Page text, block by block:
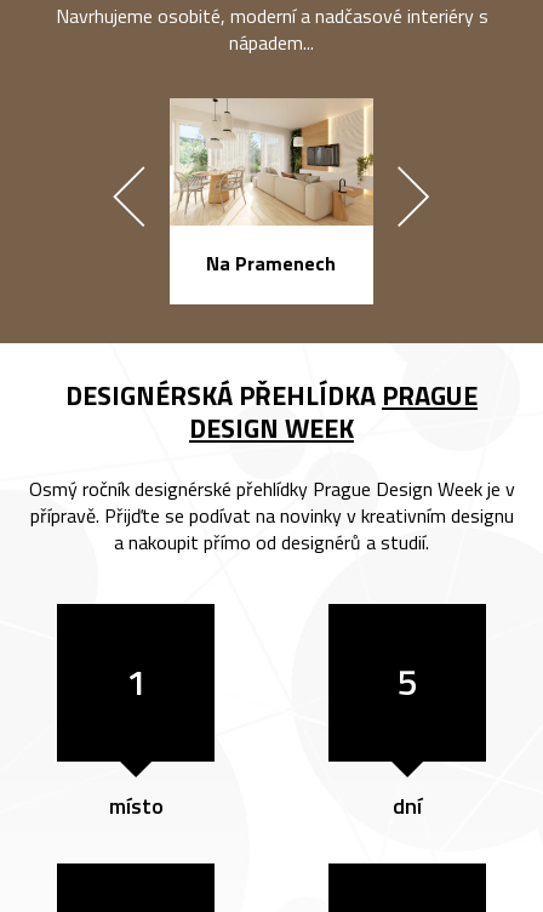
Navrhujeme osobité, moderní a nadčasové interiéry s
nápadem...
Na Pramenech
DESIGNÉRSKÁ PŘEHLÍDKA PRAGUE
DESIGN WEEK
Osmý ročník designérské přehlídky Prague Design Week je v
přípravě. Přijďte se podívat na novinky v kreativním designu
a nakoupit přímo od designérů a studií.
1
místo
5
dní